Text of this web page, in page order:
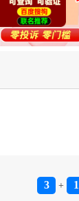
3 + 1